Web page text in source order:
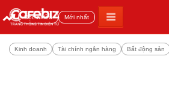
Đọc nhiều Mới nhất
Kinh doanh Tài chính ngân hàng Bất động sản